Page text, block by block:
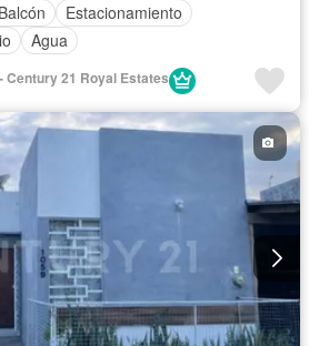
Balcón
Estacionamiento
Agua
Century 21 Royal Estates